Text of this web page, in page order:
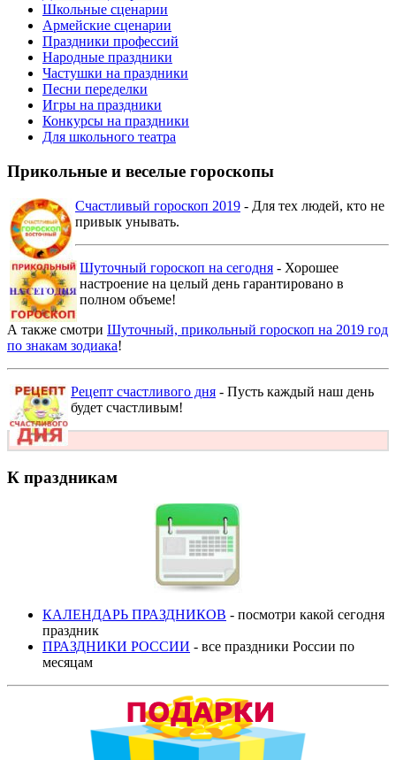
Школьные сценарии
Армейские сценарии
Праздники профессий
Народные праздники
Частушки на праздники
Песни переделки
Игры на праздники
Конкурсы на праздники
Для школьного театра
Прикольные и веселые гороскопы
Счастливый гороскоп 2019 - Для тех людей, кто не
привык унывать.
Шуточный гороскоп на сегодня - Хорошее
настроение на целый день гарантировано в
полном объеме!
А также смотри Шуточный, прикольный гороскоп на 2019 год
по знакам зодиака!
Рецепт счастливого дня - Пусть каждый наш день
будет счастливым!
К праздникам
КАЛЕНДАРЬ ПРАЗДНИКОВ - посмотри какой сегодня
праздник
ПРАЗДНИКИ РОССИИ - все праздники России по
месяцам